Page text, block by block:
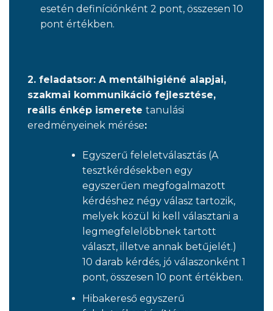
esetén definíciónként 2 pont, összesen 10
pont értékben.
2. feladatsor: A mentálhigiéné alapjai,
szakmai kommunikáció fejlesztése,
reális énkép ismerete tanulási
eredményeinek mérése:
Egyszerű feleletválasztás (A
tesztkérdésekben egy
egyszerűen megfogalmazott
kérdéshez négy válasz tartozik,
melyek közül ki kell választani a
legmegfelelőbbnek tartott
választ, illetve annak betűjelét.)
10 darab kérdés, jó válaszonként 1
pont, összesen 10 pont értékben.
Hibakereső egyszerű